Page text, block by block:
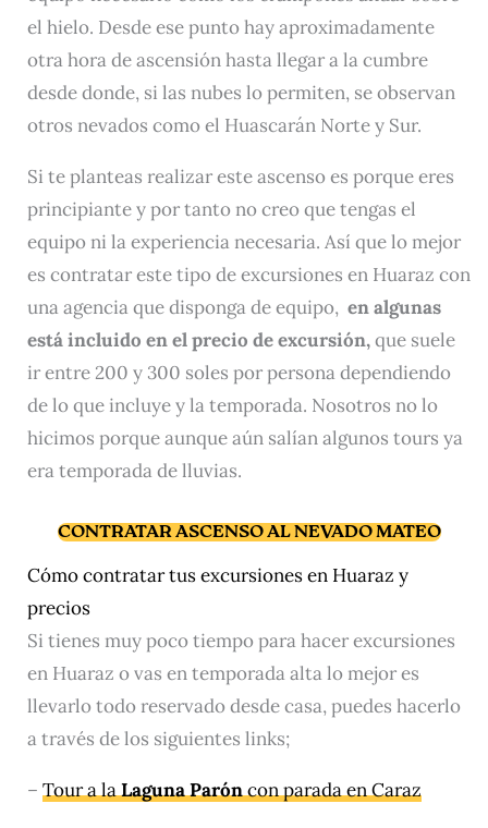
el hielo. Desde ese punto hay aproximadamente
otra hora de ascensión hasta llegar a la cumbre
desde donde, si las nubes lo permiten, se observan
otros nevados como el Huascarán Norte y Sur.
Si te planteas realizar este ascenso es porque eres
principiante y por tanto no creo que tengas el
equipo ni la experiencia necesaria. Así que lo mejor
es contratar este tipo de excursiones en Huaraz con
una agencia que disponga de equipo, en algunas
está incluido en el precio de excursión,que suele
ir entre 200 y 300 soles por persona dependiendo
de lo que incluye y la temporada. Nosotros no lo
hicimos porque aunque aún salían algunos tours ya
era temporada de lluvias.
CONTRATAR ASCENSO AL NEVADO MATEO
Cómo contratar tus excursiones en Huaraz y
precios
Si tienes muy poco tiempo para hacer excursiones
en Huaraz o vas en temporada alta lo mejor es
llevarlo todo reservado desde casa, puedes hacerlo
a través de los siguientes links;
– Tour a laLaguna Paróncon parada en Caraz